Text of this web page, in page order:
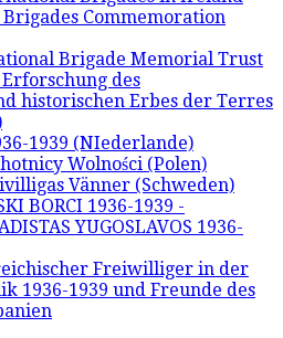
Commemoration
Brigade Memorial Trust
des
historischen Erbes der Terres
1939 (NIederlande)
Wolności (Polen)
Vänner (Schweden)
BORCI 1936-1939 -
YUGOSLAVOS 1936-
Freiwilliger in der
1936-1939 und Freunde des